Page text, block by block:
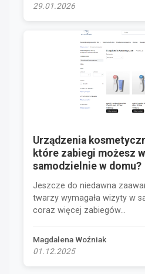
29.01.2026
Urządzenia
które zabiegi możesz
samodzielnie w domu?
Jeszcze do niedawna
twarzy wymagała wizyty w
coraz więcej zabiegów...
Magdalena Woźniak
01.12.2025